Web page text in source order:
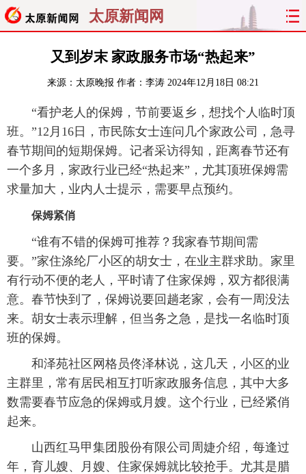
太原新闻网
聚焦 太原
经济 关注 文明 出行
纵横 曝光 综合 专题
旅游 理财 政务 教育
看天下 晋月读 最太原
太原日报
又到岁末 家政服务市场“热起来”
来源： 太原晚报 作者：李涛 2024年12月18日 08:21
“看护老人的保姆，节前要返乡，想找个人临时顶
班。”12月16日，市民陈女士连问几个家政公司，急寻
春节期间的短期保姆。记者采访得知，距离春节还有
一个多月，家政行业已经“热起来”，尤其顶班保姆需
求量加大，业内人士提示，需要早点预约。
保姆紧俏
“谁有不错的保姆可推荐？我家春节期间需
要。”家住涤纶厂小区的胡女士，在业主群求助。家里
有行动不便的老人，平时请了住家保姆，双方都很满
意。春节快到了，保姆说要回趟老家，会有一周没法
来。胡女士表示理解，但当务之急，是找一名临时顶
班的保姆。
和泽苑社区网格员佟泽林说，这几天，小区的业
主群里，常有居民相互打听家政服务信息，其中大多
数需要春节应急的保姆或月嫂。这个行业，已经紧俏
起来。
山西红马甲集团股份有限公司周婕介绍，每逢过
年，育儿嫂、月嫂、住家保姆就比较抢手。尤其是腊